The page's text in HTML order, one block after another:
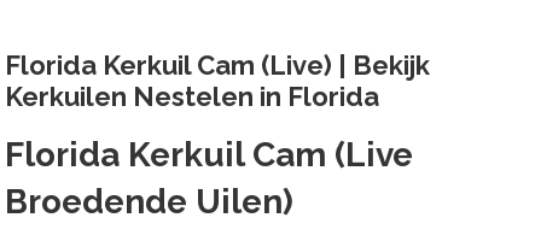
Florida Kerkuil Cam (Live) | Bekijk
Kerkuilen Nestelen in Florida
Florida Kerkuil Cam (Live
Broedende Uilen)